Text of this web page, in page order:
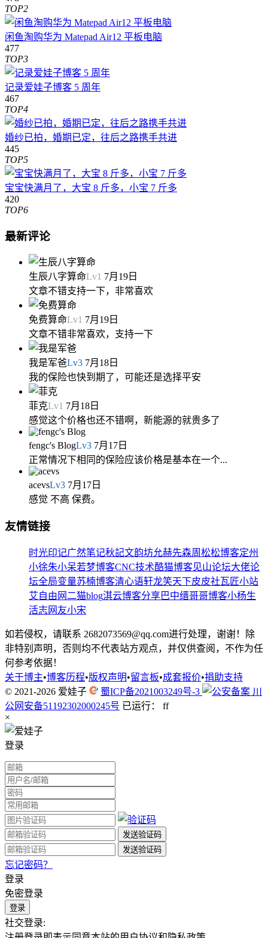
TOP2
闲鱼淘购华为 Matepad Air12 平板电脑
477
TOP3
记录爱娃子博客 5 周年
467
TOP4
婚纱已拍，婚期已定，往后之路携手共进
445
TOP5
宝宝快满月了，大宝 8 斤多，小宝 7 斤多
420
TOP6
最新评论
生辰八字算命Lv1 7月19日
文章不错支持一下，非常喜欢
免费算命Lv1 7月19日
文章不错非常喜欢，支持一下
我是军爸Lv3 7月18日
我的保险也快到期了，可能还是选择平安
菲克Lv1 7月18日
感觉这个价格也还不错啊，新能源的就贵多了
fengc's BlogLv3 7月17日
正常情况下相同的保险应该价格是基本在一个...
acevsLv3 7月17日
感觉 不高 保费。
友情链接
时光印记广然笔记秋記文韵坊允赫先森周松松博客定州
小徐朱小呆若梦博客CNC技术酷猫博客见山论坛大佬论
坛全局变量苏楠博客清心语轩龙笑天下皮皮社瓦匠小站
艾自由网 二猫blog淇云博客分享巴中缙哥哥博客小杨生
活志网友小宋
如若侵权，请联系 2682073569@qq.com进行处理，谢谢！除
非特别声明，否则均不代表站方观点，并仅供查阅，不作为任
何参考依据！
关于博主•博客历程•版权声明•留言板•成套报价•捐助支持
© 2021-2026 爱娃子 蜀ICP备2021003249号-3
川
公网安备51192302000245号 已运行： ff
×
登录
忘记密码？
登录
免密登录
社交登录: